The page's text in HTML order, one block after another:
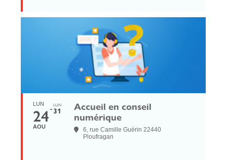
LUN
24
AOU
LUN
31
Accueil en conseil
numérique
6, rue Camille Guérin 22440
Ploufragan